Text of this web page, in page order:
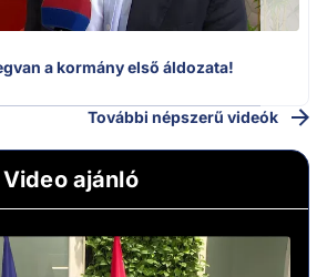
a kormány első áldozata!
További népszerű videók
ajánló